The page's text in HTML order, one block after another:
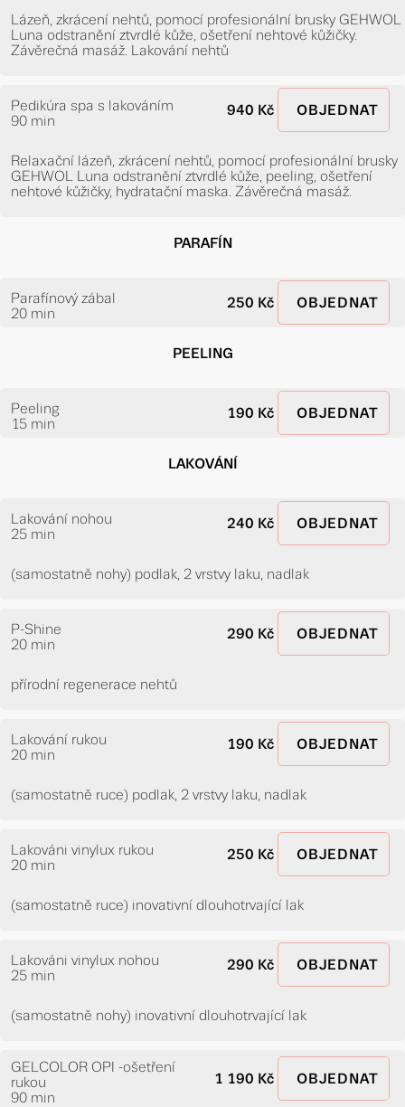
Lázeň, zkrácení nehtů, pomocí profesionální brusky GEHWOL
Luna odstranění ztvrdlé kůže, ošetření nehtové kůžičky.
Závěrečná masáž. Lakování nehtů
Pedikúra spa s lakováním
90 min
940 Kč OBJEDNAT
Relaxační lázeň, zkrácení nehtů, pomocí profesionální brusky
GEHWOL Luna odstranění ztvrdlé kůže, peeling, ošetření
nehtové kůžičky, hydratační maska. Závěrečná masáž.
PARAFÍN
Parafínový zábal
20 min
250 Kč OBJEDNAT
PEELING
Peeling
15 min
190 Kč OBJEDNAT
LAKOVÁNÍ
Lakování nohou
25 min
240 Kč OBJEDNAT
(samostatně nohy) podlak, 2 vrstvy laku, nadlak
P-Shine
20 min
290 Kč OBJEDNAT
přírodní regenerace nehtů
Lakování rukou
20 min
190 Kč OBJEDNAT
(samostatně ruce) podlak, 2 vrstvy laku, nadlak
Lakováni vinylux rukou
20 min
250 Kč OBJEDNAT
(samostatně ruce) inovativní dlouhotrvající lak
Lakováni vinylux nohou
25 min
290 Kč OBJEDNAT
(samostatně nohy) inovativní dlouhotrvající lak
GELCOLOR OPI -ošetření
rukou
90 min
1 190 Kč OBJEDNAT